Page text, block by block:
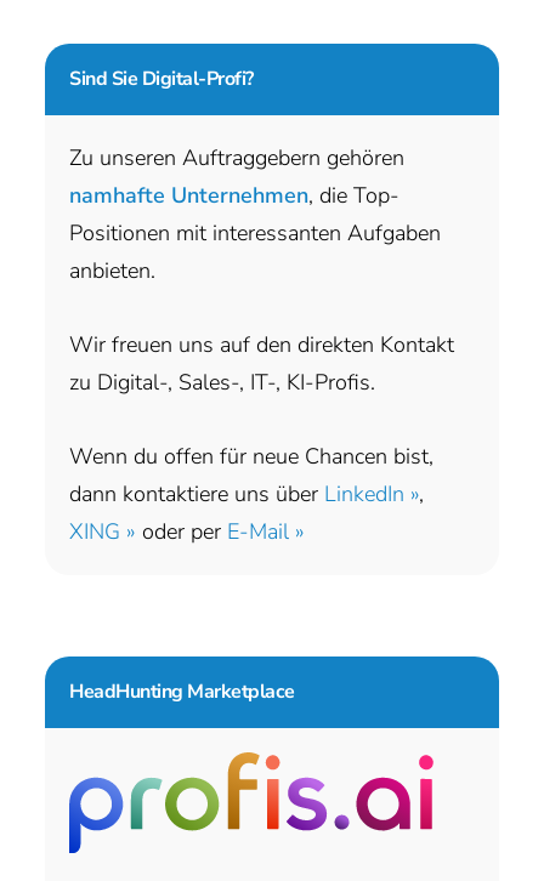
Sind Sie Digital-Profi?
Zu unseren Auftraggebern gehören
namhafte Unternehmen, die Top-
Positionen mit interessanten Aufgaben
anbieten.
Wir freuen uns auf den direkten Kontakt
zu Digital-, Sales-, IT-, KI-Profis.
Wenn du offen für neue Chancen bist,
dann kontaktiere uns über LinkedIn »,
XING » oder per E-Mail »
HeadHunting Marketplace